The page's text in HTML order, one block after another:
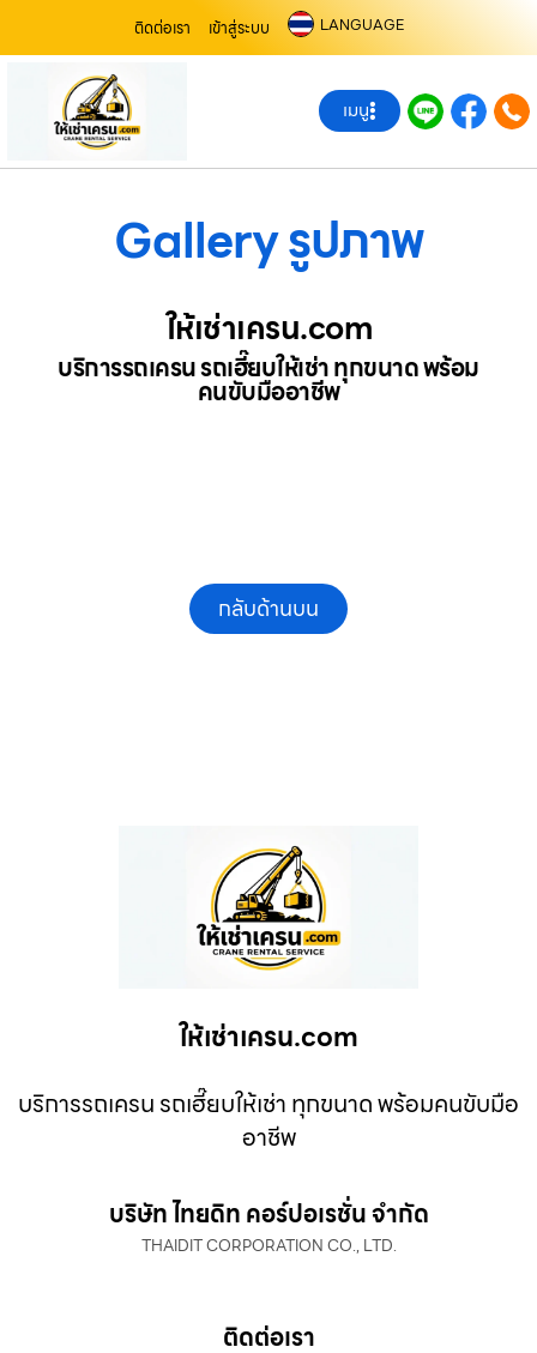
ติดต่อเรา เข้าสู่ระบบ LANGUAGE
เมนู
Gallery รูปภาพ
ให้เช่าเครน.com
บริการรถเครน รถเฮี๊ยบให้เช่า ทุกขนาด พร้อม
คนขับมืออาชีพ
กลับด้านบน
ให้เช่าเครน.com
บริการรถเครน รถเฮี๊ยบให้เช่า ทุกขนาด พร้อมคนขับมือ
อาชีพ
บริษัท ไทยดิท คอร์ปอเรชั่น จำกัด
THAIDIT CORPORATION CO., LTD.
ติดต่อเรา